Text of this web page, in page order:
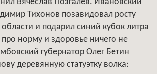
Тихонов позавидовал росту
и подарил синий кубок литра
норму и здоровье ничего не
губернатор Олег Бетин
деревянную статуэтку волка: